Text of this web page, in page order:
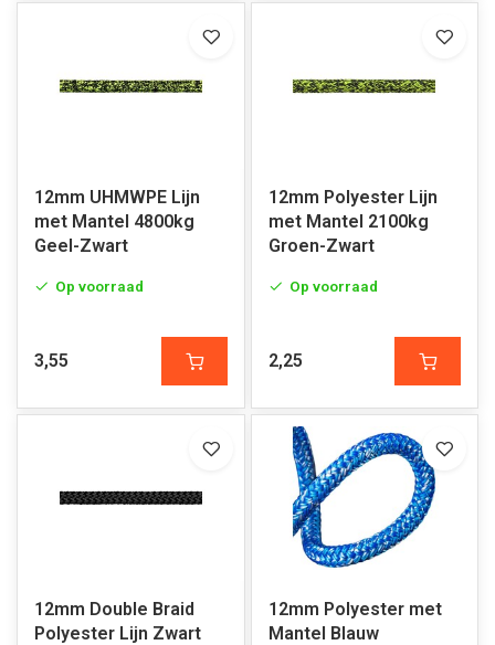
12mm UHMWPE Lijn
met Mantel 4800kg
Geel-Zwart
Op voorraad
3,55
12mm Polyester Lijn
met Mantel 2100kg
Groen-Zwart
Op voorraad
2,25
12mm Double Braid
Polyester Lijn Zwart
12mm Polyester met
Mantel Blauw